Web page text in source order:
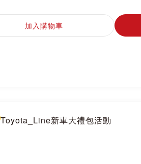
加入購物車
Toyota_Line新車大禮包活動